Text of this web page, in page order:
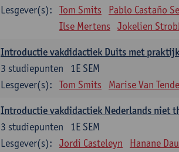
Lesgever(s):
Tom Smits Pablo Castaño
Ilse Mertens Jokelien
Introductie vakdidactiek Duits met
1E SEM
3 studiepunten
Lesgever(s):
Tom Smits Marise Van
Introductie vakdidactiek Nederlands niet
1E SEM
3 studiepunten
Lesgever(s):
Jordi Casteleyn Hanane